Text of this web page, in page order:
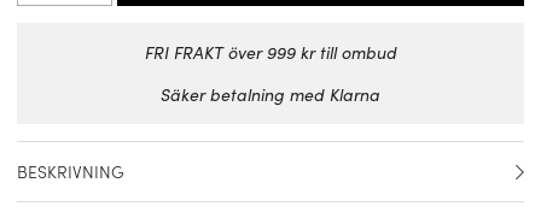
FRI FRAKT över 999 kr till ombud
Säker betalning med Klarna
BESKRIVNING